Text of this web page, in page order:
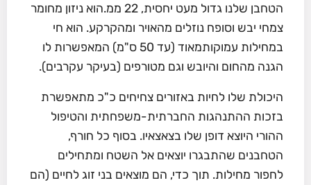
הטחבן שלנו גדול מעט יחסית, 22 ממ.הוא ניזון מחומר
צמחי יבש וסופח נוזלים מהאויר ומהקרקע. הוא חי
במחילות עמוקותמאוד (עד 50 ס"מ) המאפשרות לו
הגנה מהחום והיובש וגם מטורפים (בעיקר עקרבים).
היכולת שלו לחיות באזורים צחיחים כ"כ מתאפשרת
בזכות ההתנהגות החברתית-משפחתית והטיפול
ההורי היוצא דופן שלו בצאצאיו. בסוף כל חורף,
הטחבנים שהתבגרו יוצאים אל השטח ומתחילים
לחפור מחילות. תוך כדי, הם מוצאים בני זוג לחיים (הם